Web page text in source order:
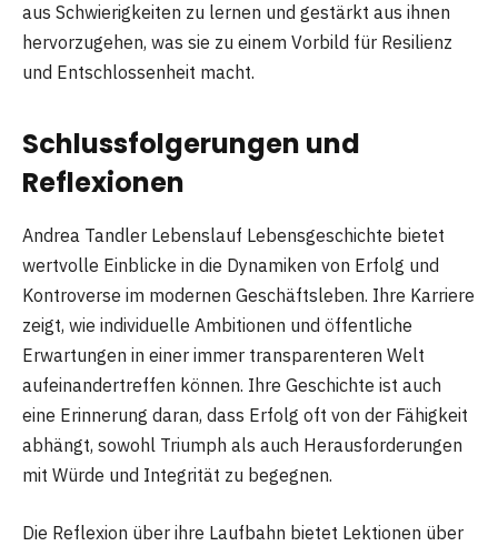
aus Schwierigkeiten zu lernen und gestärkt aus ihnen
hervorzugehen, was sie zu einem Vorbild für Resilienz
und Entschlossenheit macht.
Schlussfolgerungen und
Reflexionen
Andrea Tandler Lebenslauf Lebensgeschichte bietet
wertvolle Einblicke in die Dynamiken von Erfolg und
Kontroverse im modernen Geschäftsleben. Ihre Karriere
zeigt, wie individuelle Ambitionen und öffentliche
Erwartungen in einer immer transparenteren Welt
aufeinandertreffen können. Ihre Geschichte ist auch
eine Erinnerung daran, dass Erfolg oft von der Fähigkeit
abhängt, sowohl Triumph als auch Herausforderungen
mit Würde und Integrität zu begegnen.
Die Reflexion über ihre Laufbahn bietet Lektionen über